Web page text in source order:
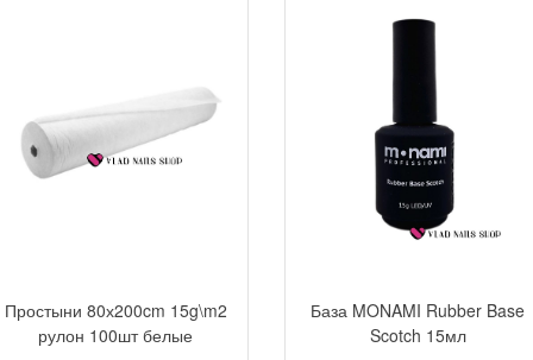
Простыни 80х200cm 15g\m2
рулон 100шт белые
База MONAMI Rubber Base
Scotch 15мл